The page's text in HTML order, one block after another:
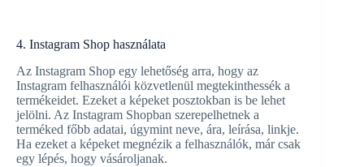
4. Instagram Shop használata
Az Instagram Shop egy lehetőség arra, hogy az
Instagram felhasználói közvetlenül megtekinthessék a
termékeidet. Ezeket a képeket posztokban is be lehet
jelölni. Az Instagram Shopban szerepelhetnek a
terméked főbb adatai, úgymint neve, ára, leírása, linkje.
Ha ezeket a képeket megnézik a felhasználók, már csak
egy lépés, hogy vásároljanak.